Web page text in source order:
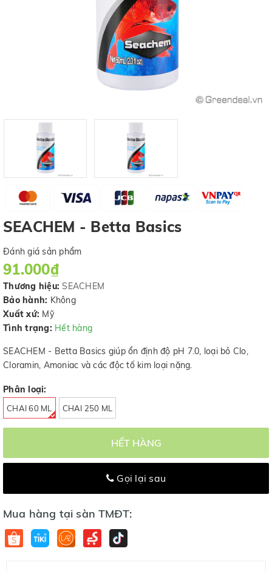
SEACHEM - Betta Basics
Đánh giá sản phẩm
91.000₫
Thương hiệu: SEACHEM
Bảo hành: Không
Xuất xứ: Mỹ
Tình trạng: Hết hàng
SEACHEM - Betta Basics giúp ổn định độ pH 7.0, loại bỏ Clo,
Cloramin, Amoniac và các độc tố kim loại nặng.
Phân loại:
CHAI 60 ML CHAI 250 ML
HẾT HÀNG
Gọi lại sau
Mua hàng tại sàn TMĐT: